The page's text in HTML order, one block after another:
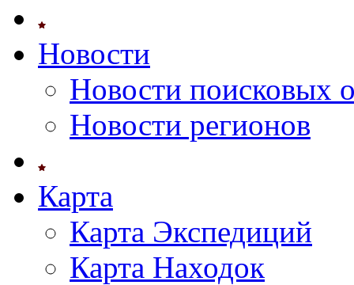
Новости
Новости поисковых
Новости регионов
Карта
Карта Экспедиций
Карта Находок